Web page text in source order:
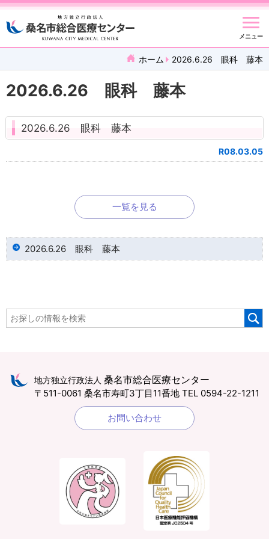
メニュー
ホーム 2026.6.26 眼科 藤本
2026.6.26 眼科 藤本
2026.6.26 眼科 藤本
R08.03.05
一覧を見る
2026.6.26 眼科 藤本
地方独立行政法人 桑名市総合医療センター
〒511-0061 桑名市寿町3丁目11番地 TEL 0594-22-1211
お問い合わせ